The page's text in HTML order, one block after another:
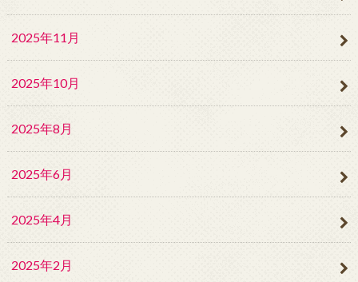
2025年11月
2025年10月
2025年8月
2025年6月
2025年4月
2025年2月